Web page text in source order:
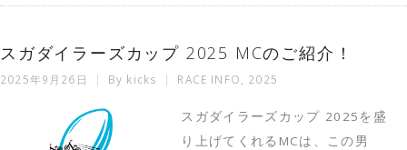
スガダイラーズカップ 2025 MCのご紹介！
2025年9月26日 By kicks RACE INFO 2025
スガダイラーズカップ 2025を盛
り上げてくれるMCは、この男